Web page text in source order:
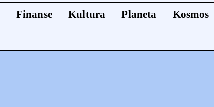
Finanse Kultura Planeta Kosmos